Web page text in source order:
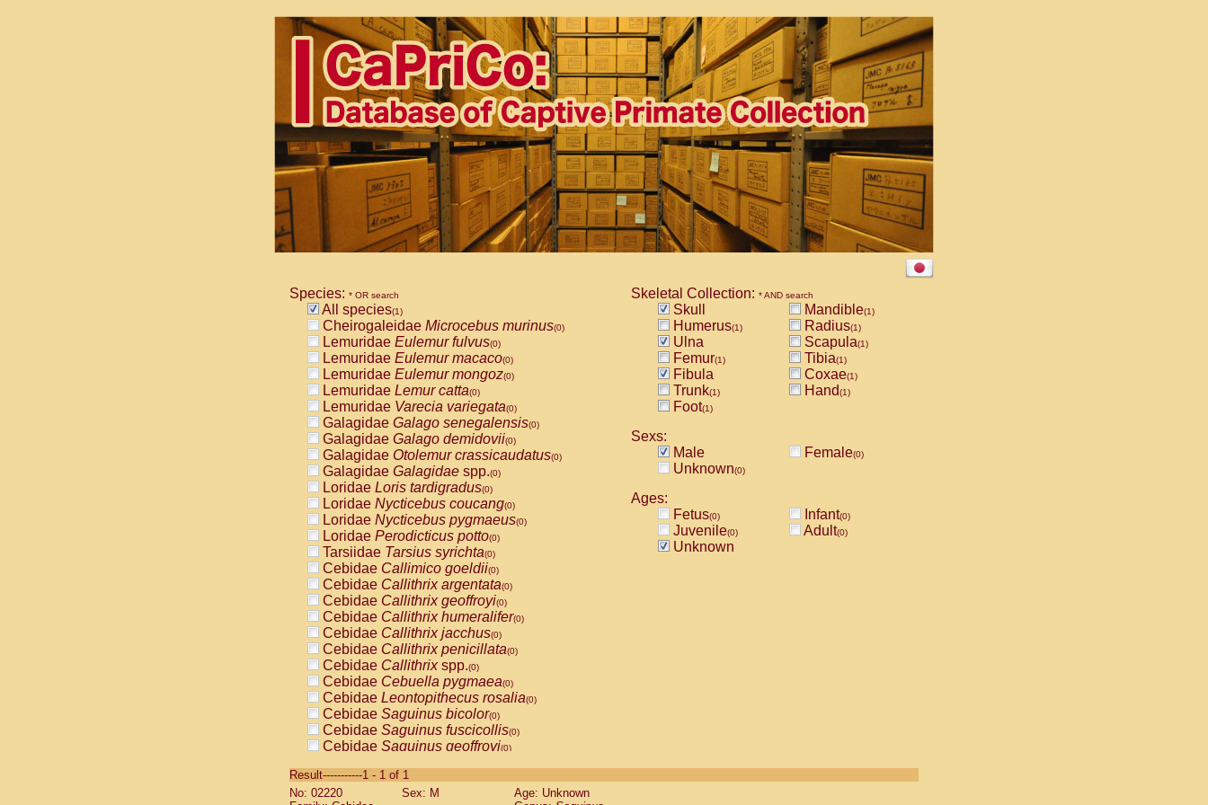
Species: * OR search
All species(1)
Cheirogaleidae Microcebus murinus(0)
Lemuridae Eulemur fulvus(0)
Lemuridae Eulemur macaco(0)
Lemuridae Eulemur mongoz(0)
Lemuridae Lemur catta(0)
Lemuridae Varecia variegata(0)
Galagidae Galago senegalensis(0)
Galagidae Galago demidovii(0)
Galagidae Otolemur crassicaudatus(0)
Galagidae Galagidae spp.(0)
Loridae Loris tardigradus(0)
Loridae Nycticebus coucang(0)
Loridae Nycticebus pygmaeus(0)
Loridae Perodicticus potto(0)
Tarsiidae Tarsius syrichta(0)
Cebidae Callimico goeldii(0)
Cebidae Callithrix argentata(0)
Cebidae Callithrix geoffroyi(0)
Cebidae Callithrix humeralifer(0)
Cebidae Callithrix jacchus(0)
Cebidae Callithrix penicillata(0)
Cebidae Callithrixspp.(0)
Cebidae Cebuella pygmaea(0)
Cebidae Leontopithecus rosalia(0)
Cebidae Saguinus bicolor(0)
Cebidae Saguinus fuscicollis(0)
Cebidae Saguinus geoffroyi(0)
CebidaeSaguinus labiatus(0)
Cebidae Saguinus leucopus (0)
Skeletal Collection: * AND search
Skull Mandible(1)
Humerus(1) Radius(1)
Ulna Scapula(1)
Femur(1) Tibia(1)
Fibula Coxae(1)
Trunk(1) Hand(1)
Foot(1)
Sexs:
Male
Female(0)
Unknown(0)
Ages:
Fetus(0) Infant(0)
Juvenile(0) Adult(0)
Unknown
Result-----------1 - 1 of 1
No: 02220
Sex: M
Age: Unknown